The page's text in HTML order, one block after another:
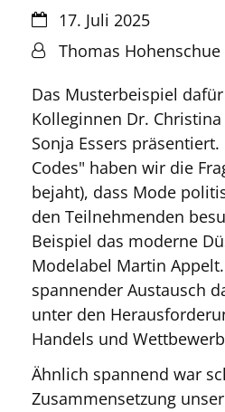
Datum:17. Juli 2025
Von:Thomas Hohenschue
Das Musterbeispiel
Kolleginnen Dr.
Sonja Essers
Codes" haben wir die
bejaht), dass Mode
den Teilnehmenden
Beispiel das moderne
Modelabel Martin
spannender Austausch
unter den
Handels und
Ähnlich spannend war
Zusammensetzung